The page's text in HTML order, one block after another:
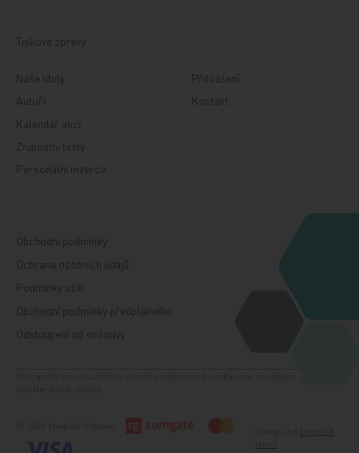
Tiskové zprávy
Naše tituly
Autoři
Kalendář akcí
Znalostní testy
Personální inzerce
Přihlášení
Kontakt
Obchodní podmínky
Ochrana osobních údajů
Podmínky užití
Obchodní podmínky předplatného
Odstoupení od smlouvy